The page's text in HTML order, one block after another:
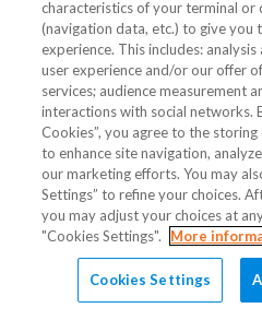
ARVE LIER OLSEN AS
Europaveien 1425
3967 STATHELLE
Tlf +4791146554
arve.lier.olsen@online.no
Døgnvakt
Serviceoppdrag
characteristics of your terminal or
(navigation data, etc.) to give you
experience. This includes:
user experience and/or our offer
services; audience measurement
interactions with social networks.
Cookies”, you agree to the
to enhance site navigation,
our marketing efforts. You may
Settings” to refine your choices.
you may adjust your choices at
"Cookies Settings".
More
Cookies Settings